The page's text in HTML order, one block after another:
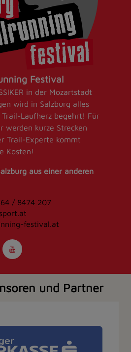
Festival
in der Mozartstadt
wird in Salzburg alles
Laufherz begehrt! Für
werden kurze Strecken
Trail-Experte kommt
Kosten!
aus einer anderen
/ 8474 207
festival.at
und Partner